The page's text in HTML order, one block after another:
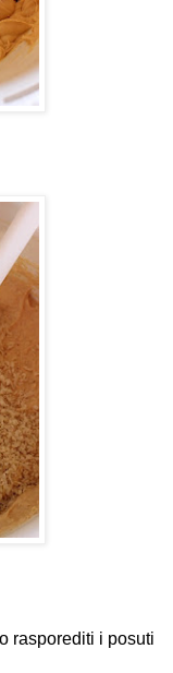
rasporediti i posuti